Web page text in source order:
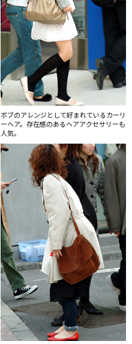
ボブのアレンジとして好まれているカーリ
ーヘア。存在感のあるヘアアクセサリーも
人気。